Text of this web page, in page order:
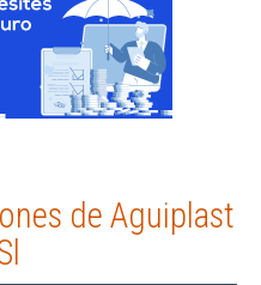
de Aguiplast